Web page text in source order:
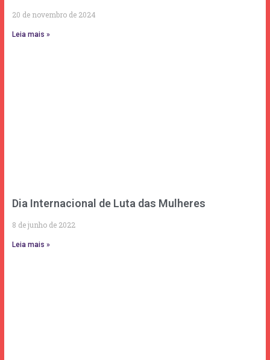
20 de novembro de 2024
Leia mais »
Dia Internacional de Luta das Mulheres
8 de junho de 2022
Leia mais »